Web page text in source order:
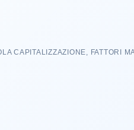
CAPITALIZZAZIONE, FATTORI